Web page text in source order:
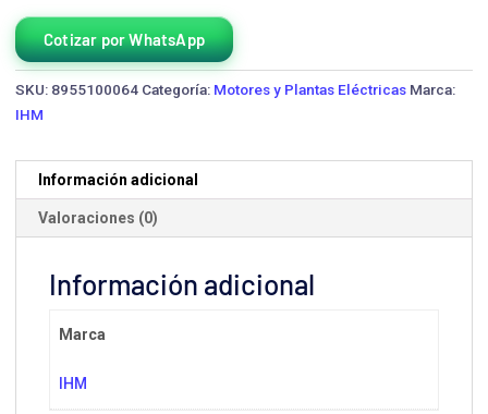
Cotizar por WhatsApp
SKU: 8955100064 Categoría: Motores y Plantas Eléctricas Marca:
IHM
Información adicional
Valoraciones (0)
Información adicional
Marca
IHM